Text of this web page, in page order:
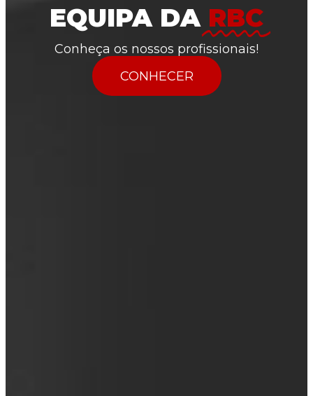
EQUIPA DA RBC
Conheça os nossos profissionais!
CONHECER